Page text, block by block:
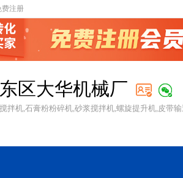
费注册
区大华机械厂
拌机,石膏粉粉碎机,砂浆搅拌机,螺旋提升机,皮带